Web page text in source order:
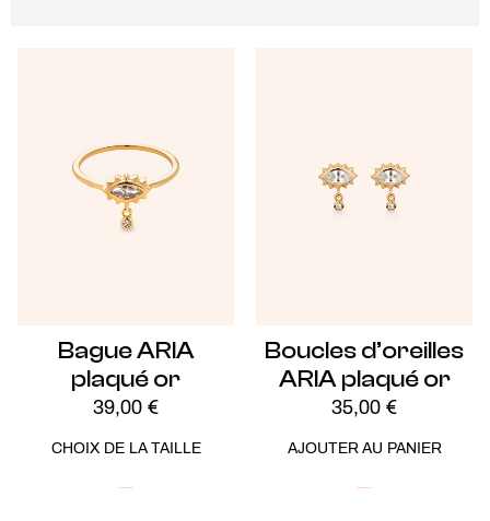
Bague ARIA
plaqué or
39,00 €
CHOIX DE LA TAILLE
Boucles d’oreilles
ARIA plaqué or
35,00 €
AJOUTER AU PANIER